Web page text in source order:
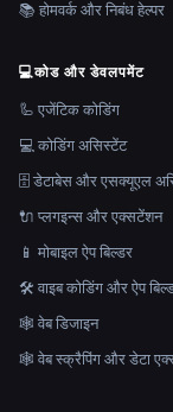
📚 होमवर्क और निबंध हेल्पर
💻कोड और डेवलपमेंट
🦾 एजेंटिक कोडिंग
💻 कोडिंग असिस्टेंट
🗄️ डेटाबेस और एसक्यूएल
🔌 प्लगइन्स और एक्सटेंशन
📱 मोबाइल ऐप बिल्डर
🛠️ वाइब कोडिंग और ऐप
🕸 वेब डिजाइन
🕸️ वेब स्क्रैपिंग और डेटा